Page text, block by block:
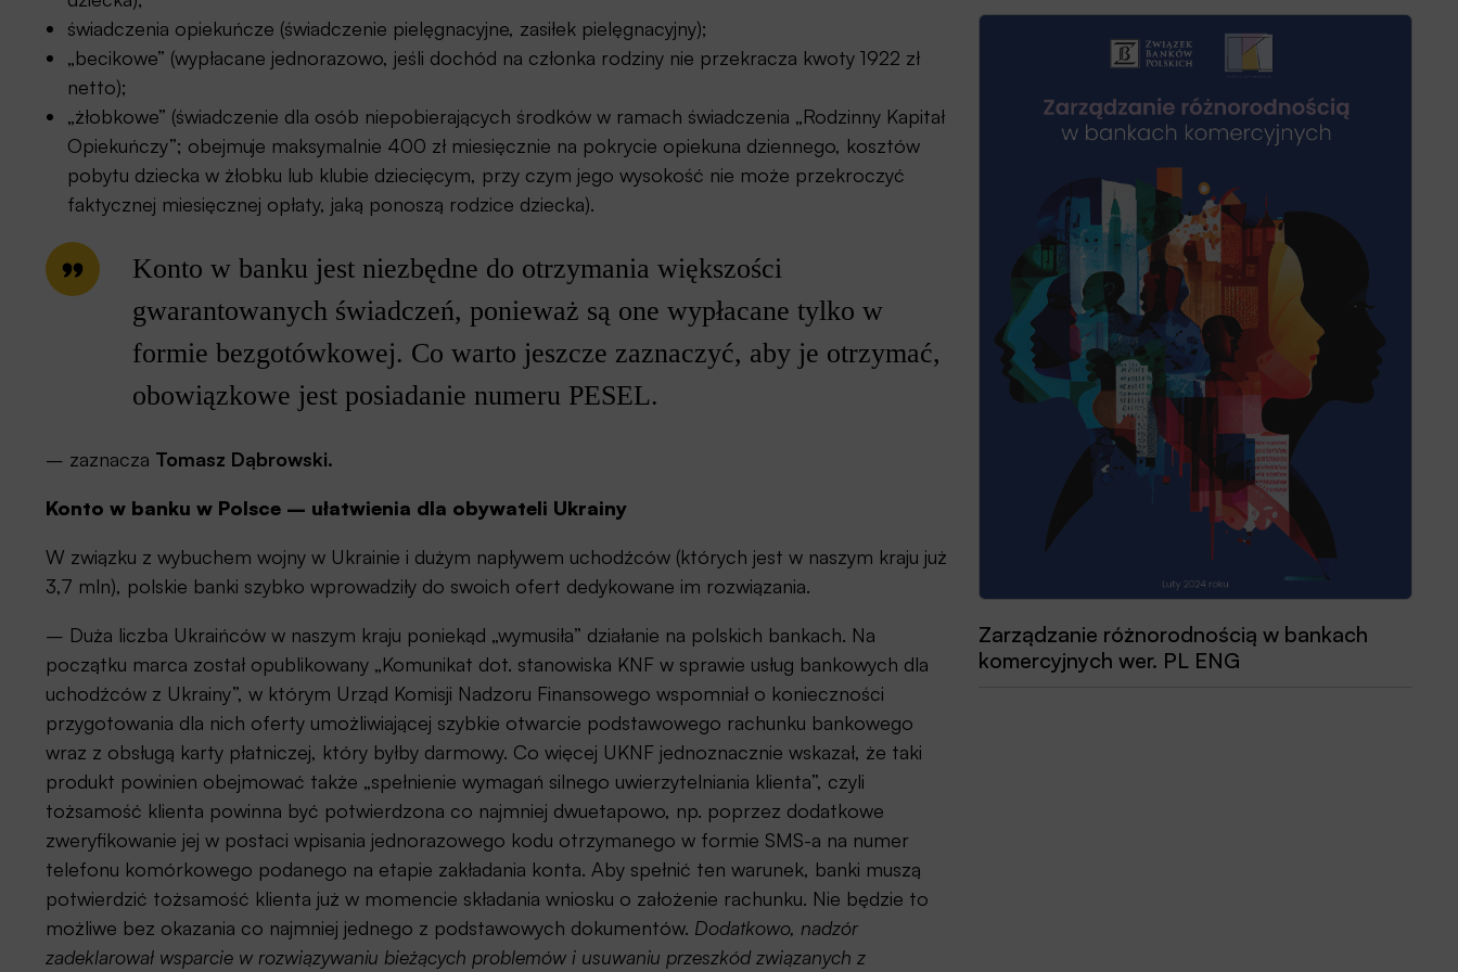
świadczenia opiekuńcze (świadczenie pielęgnacyjne, zasiłek pielęgnacyjny);
„becikowe” (wypłacane jednorazowo, jeśli dochód na członka rodziny nie przekracza kwoty 1922 zł
netto);
„żłobkowe” (świadczenie dla osób niepobierających środków w ramach świadczenia „Rodzinny Kapitał
Opiekuńczy”; obejmuje maksymalnie 400 zł miesięcznie na pokrycie opiekuna dziennego, kosztów
pobytu dziecka w żłobku lub klubie dziecięcym, przy czym jego wysokość nie może przekroczyć
faktycznej miesięcznej opłaty, jaką ponoszą rodzice dziecka).
Konto w banku jest niezbędne do otrzymania większości
gwarantowanych świadczeń, ponieważ są one wypłacane tylko w
formie bezgotówkowej. Co warto jeszcze zaznaczyć, aby je otrzymać,
obowiązkowe jest posiadanie numeru PESEL.
– zaznacza Tomasz Dąbrowski.
Konto w banku w Polsce – ułatwienia dla obywateli Ukrainy
W związku z wybuchem wojny w Ukrainie i dużym napływem uchodźców (których jest w naszym kraju już
3,7 mln), polskie banki szybko wprowadziły do swoich ofert dedykowane im rozwiązania.
– Duża liczba Ukraińców w naszym kraju poniekąd „wymusiła” działanie na polskich bankach. Na
początku marca został opublikowany „Komunikat dot. stanowiska KNF w sprawie usług bankowych dla
uchodźców z Ukrainy”, w którym Urząd Komisji Nadzoru Finansowego wspomniał o konieczności
przygotowania dla nich oferty umożliwiającej szybkie otwarcie podstawowego rachunku bankowego
wraz z obsługą karty płatniczej, który byłby darmowy. Co więcej UKNF jednoznacznie wskazał, że taki
produkt powinien obejmować także „spełnienie wymagań silnego uwierzytelniania klienta”, czyli
tożsamość klienta powinna być potwierdzona co najmniej dwuetapowo, np. poprzez dodatkowe
zweryfikowanie jej w postaci wpisania jednorazowego kodu otrzymanego w formie SMS-a na numer
telefonu komórkowego podanego na etapie zakładania konta. Aby spełnić ten warunek, banki muszą
potwierdzić tożsamość klienta już w momencie składania wniosku o założenie rachunku. Nie będzie to
możliwe bez okazania co najmniej jednego z podstawowych dokumentów. Dodatkowo, nadzór
zadeklarował wsparcie w rozwiązywaniu bieżących problemów i usuwaniu przeszkód związanych z
Zarządzanie różnorodnością w bankach
komercyjnych wer. PL ENG
Przewodnik dobrych praktyk 2025